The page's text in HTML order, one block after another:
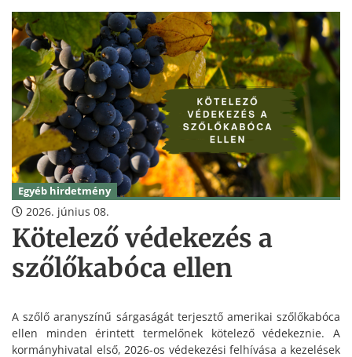
Egyéb hirdetmény
2026. június 08.
Kötelező védekezés a
szőlőkabóca ellen
A szőlő aranyszínű sárgaságát terjesztő amerikai szőlőkabóca
ellen minden érintett termelőnek kötelező védekeznie. A
kormányhivatal első, 2026-os védekezési felhívása a kezelések